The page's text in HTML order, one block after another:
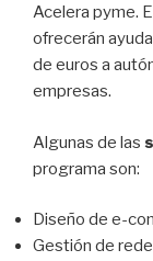
Acelera pyme.
ofrecerán
de euros a
empresas.
Algunas de las
programa son:
Diseño de e-
Gestión de